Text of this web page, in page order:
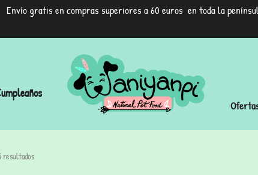
Envío gratis en compras superiores a 60 euros en toda la
resultados